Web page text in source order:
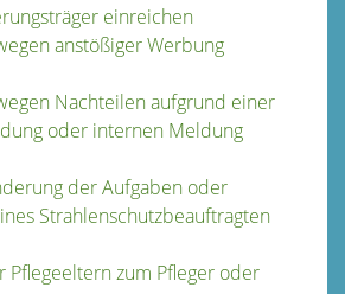
einreichen
anstößiger Werbung
Nachteilen aufgrund einer
oder internen Meldung
der Aufgaben oder
Strahlenschutzbeauftragten
Pflegeeltern zum Pfleger oder